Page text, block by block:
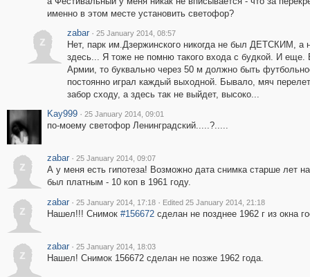
именно в этом месте установить светофор?
z
zabar · 25 January 2014, 08:57
Нет, парк им.Дзержинского никогда не был ДЕТСКИМ,
здесь... Я тоже не помню такого входа с будкой. И еще.
Армии, то буквально через 50 м должно быть
постоянно играл каждый выходной. Бывало, мяч
забор сходу, а здесь так не выйдет, высоко...
Kay999 · 25 January 2014, 09:01
по-моему светофор Ленинградский.....?.....
z
zabar · 25 January 2014, 09:07
А у меня есть гипотеза! Возможно дата снимка старше лет
был платным - 10 коп в 1961 году.
z
zabar · 25 January 2014, 17:18 · Edited 25 January 2014, 21:18
Нашел!!! Снимок #156672сделан не позднее 1962 г из окна
z
zabar · 25 January 2014, 18:03
Нашел! Снимок 156672 сделан не позже 1962 года.